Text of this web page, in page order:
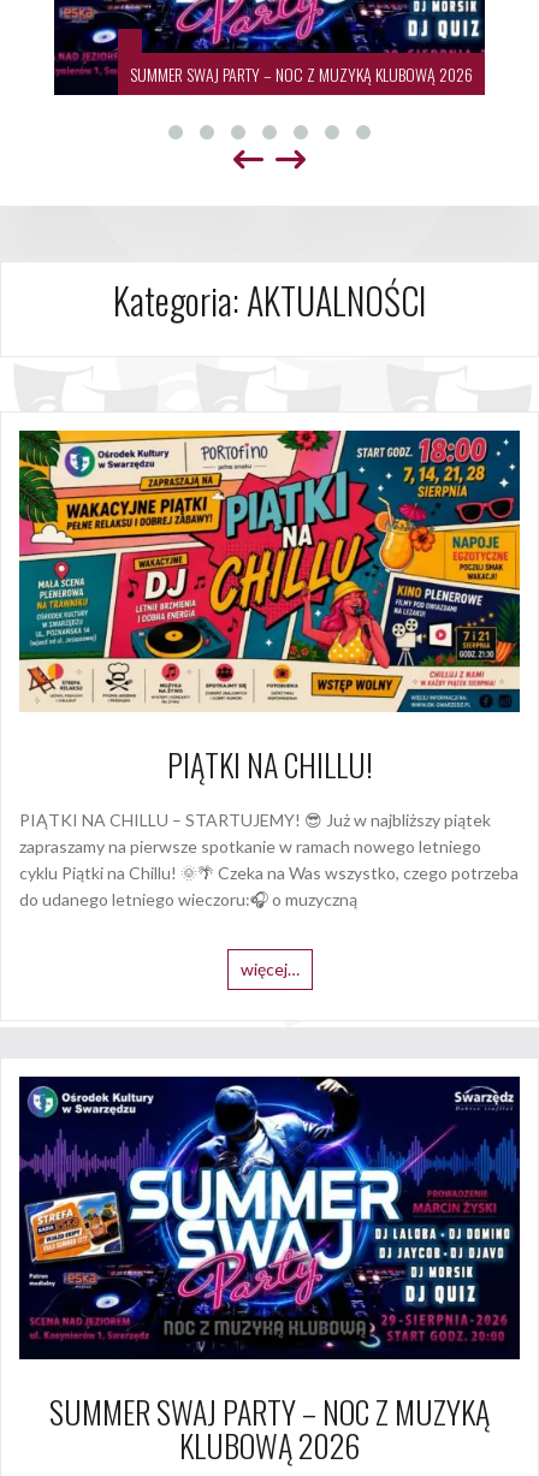
SUMMER SWAJ PARTY – NOC Z MUZYKĄ KLUBOWĄ 2026
Kategoria:AKTUALNOŚCI
PIĄTKI NA CHILLU!
PIĄTKI NA CHILLU – STARTUJEMY! 😎 Już w najbliższy piątek
zapraszamy na pierwsze spotkanie w ramach nowego letniego
cyklu Piątki na Chillu! 🌞🌴 Czeka na Was wszystko, czego potrzeba
do udanego letniego wieczoru:🎧 o muzyczną
więcej…
SUMMER SWAJ PARTY – NOC Z MUZYKĄ
KLUBOWĄ 2026